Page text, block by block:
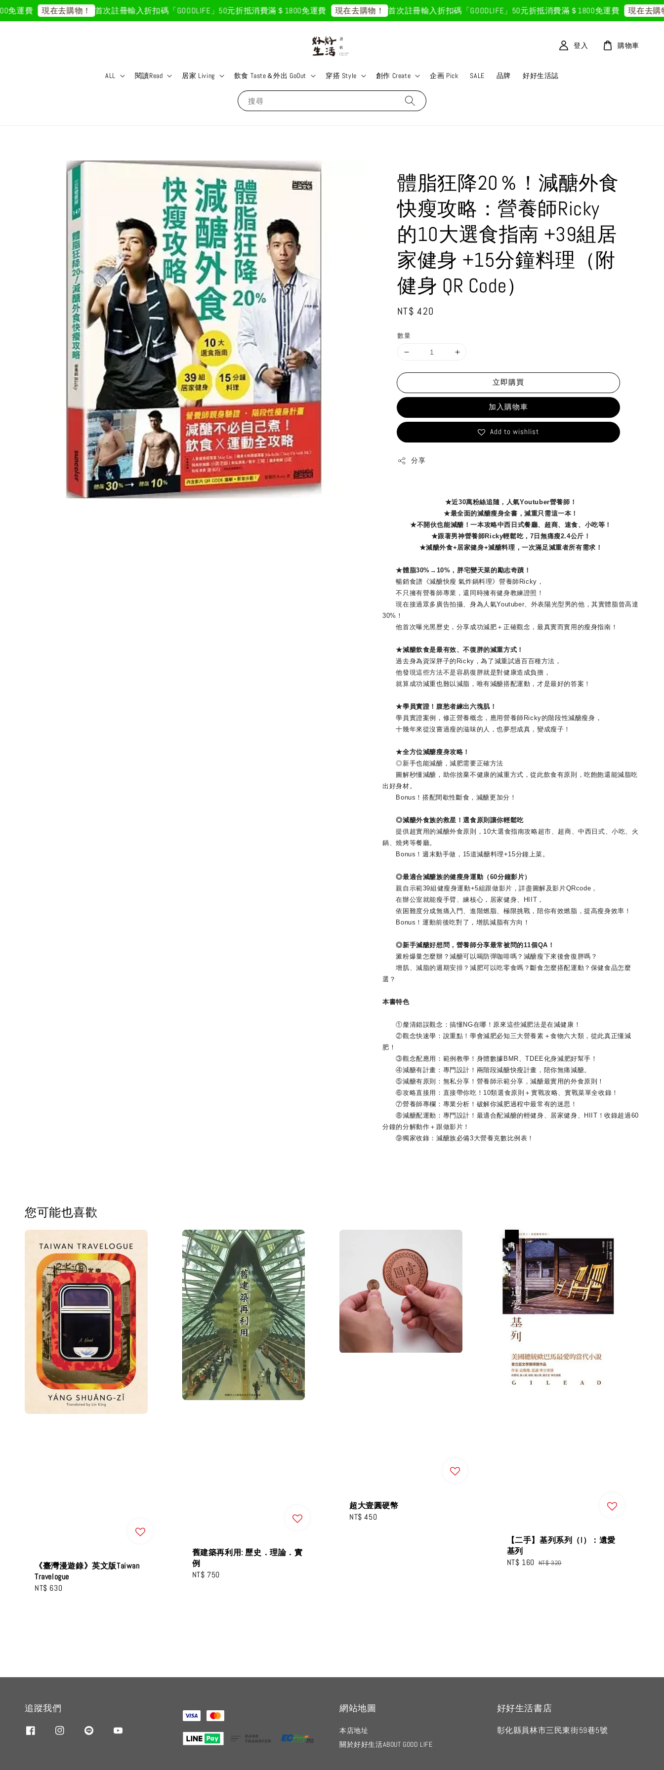
費 現在去購物！ 首次註冊輸入折扣碼「GOODLIFE」50元折抵消費滿＄1800免運費 現在去購物！ 首次註冊輸入折扣碼「GOODLIFE」50元折抵消費滿＄1800免運費 現在去購物！
搜尋
ALL 閱讀Read 居家 Living 飲食 Taste＆外出 GoOut 穿搭 Style 創作 Create 企画 Pick SALE 品牌 好好生活誌
登入 購物車
體脂狂降20％！減醣外食
快瘦攻略：營養師Ricky
的10大選食指南 +39組居
家健身 +15分鐘料理（附
健身 QR Code）
Regular
NT$ 420
數量
立即購買
加入購物車
Add to wishlist
分享
★近30萬粉絲追隨，人氣Youtuber營養師！
★最全面的減醣瘦身全書，減重只需這一本！
★不開伙也能減醣！一本攻略中西日式餐廳、超商、速食、小吃等！
★跟著男神營養師Ricky輕鬆吃，7日無痛瘦2.4公斤！
★減醣外食+居家健身+減醣料理，一次滿足減重者所有需求！
★體脂30%→10%，胖宅變天菜的勵志奇蹟！
暢銷食譜《減醣快瘦 氣炸鍋料理》營養師Ricky，
不只擁有營養師專業，還同時擁有健身教練證照！
現在接過眾多廣告拍攝、身為人氣Youtuber、外表陽光型男的他，其實體脂曾高達
30%！
他首次曝光黑歷史，分享成功減肥＋正確觀念，最真實而實用的瘦身指南！
★減醣飲食是最有效、不復胖的減重方式！
過去身為資深胖子的Ricky，為了減重試過百百種方法，
他發現這些方法不是容易復胖就是對健康造成負擔，
就算成功減重也難以減脂，唯有減醣搭配運動，才是最好的答案！
★學員實證！腹愁者練出六塊肌！
學員實證案例，修正營養概念，應用營養師Ricky的階段性減醣瘦身，
十幾年來從沒嘗過瘦的滋味的人，也夢想成真，變成瘦子！
★全方位減醣瘦身攻略！
◎新手也能減醣，減肥需要正確方法
圖解秒懂減醣，助你捨棄不健康的減重方式，從此飲食有原則，吃飽飽還能減脂吃
出好身材。
Bonus！搭配間歇性斷食，減醣更加分！
◎減醣外食族的救星！選食原則讓你輕鬆吃
提供超實用的減醣外食原則，10大選食指南攻略超市、超商、中西日式、小吃、火
鍋、燒烤等餐廳。
Bonus！週末動手做，15道減醣料理+15分鐘上菜。
◎最適合減醣族的健瘦身運動（60分鐘影片）
親自示範39組健瘦身運動+5組跟做影片，詳盡圖解及影片QRcode，
在辦公室就能瘦手臂、練核心，居家健身、HIIT，
依困難度分成無痛入門、進階燃脂、極限挑戰，陪你有效燃脂，提高瘦身效率！
Bonus！運動前後吃對了，增肌減脂有方向！
◎新手減醣好想問，營養師分享最常被問的11個QA！
澱粉爆量怎麼辦？減醣可以喝防彈咖啡嗎？減醣瘦下來後會復胖嗎？
增肌、減脂的週期安排？減肥可以吃零食嗎？斷食怎麼搭配運動？保健食品怎麼
選？
本書特色
①釐清錯誤觀念：搞懂NG在哪！原來這些減肥法是在減健康！
②觀念快速學：說重點！學會減肥必知三大營養素＋食物六大類，從此真正懂減
肥！
③觀念配應用：範例教學！身體數據BMR、TDEE化身減肥好幫手！
④減醣有計畫：專門設計！兩階段減醣快瘦計畫，陪你無痛減醣。
⑤減醣有原則：無私分享！營養師示範分享，減醣最實用的外食原則！
⑥攻略直接用：直接帶你吃！10類選食原則＋實戰攻略、實戰菜單全收錄！
⑦營養師專欄：專業分析！破解你減肥過程中最常有的迷思！
⑧減醣配運動：專門設計！最適合配減醣的輕健身、居家健身、HIIT！收錄超過60
分鐘的分解動作＋跟做影片！
⑨獨家收錄：減醣族必備3大營養克數比例表！
您可能也喜歡
《臺灣漫遊錄》英文版Taiwan
Travelogue
Regular
NT$ 630
舊建築再利用: 歷史．理論．實
例
Regular
NT$ 750
超大壹圓硬幣
Regular
NT$ 450
【二手】基列系列（I）：遺愛
基列
Sale
NT$ 160 Regular
NT$ 320
追蹤我們 網站地圖
本店地址
關於好好生活ABOUT GOOD LIFE
好好生活書店
彰化縣員林市三民東街59巷5號